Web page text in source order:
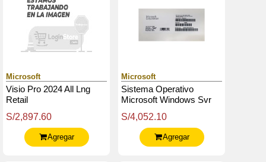
Microsoft
Visio Pro 2024 All Lng
Retail
S/2,897.60
Agregar
Microsoft
Sistema Operativo
Microsoft Windows Svr
Spanish Oem (Ep2-
25197)
S/4,052.10
Agregar